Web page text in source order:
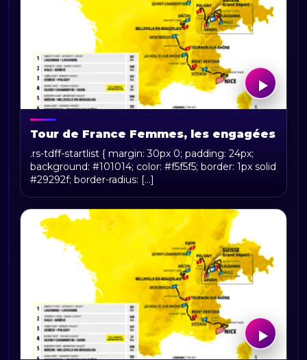
Tour de France Femmes, les engagées
.rs-tdff-startlist { margin: 30px 0; padding: 24px;
background: #101014; color: #f5f5f5; border: 1px solid
#29292f; border-radius: [...]